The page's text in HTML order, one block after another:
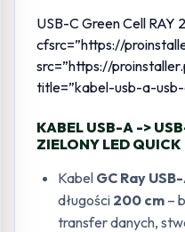
USB-C Green Cell
cfsrc=”https://
src=”https://
title=”kabel-usb-a-
KABEL USB-A ->
ZIELONY LED
Kabel GC Ray
długości 200 cm –
transfer danych,